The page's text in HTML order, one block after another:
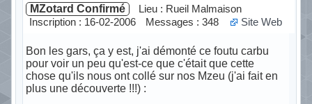
MZotard Confirmé
Lieu : Rueil Malmaison
Inscription : 16-02-2006
Messages : 348 Site Web
Bon les gars, ça y est, j'ai démonté ce foutu carbu
pour voir un peu qu'est-ce que c'était que cette
chose qu'ils nous ont collé sur nos Mzeu (j'ai fait en
plus une découverte !!!) :